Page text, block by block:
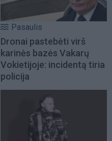
Pasaulis
Dronai pastebėti virš
karinės bazės Vakarų
Vokietijoje: incidentą tiria
policija